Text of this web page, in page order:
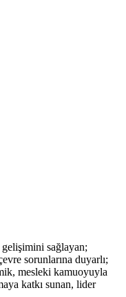
sağlayan;
sorunlarına duyarlı;
mesleki kamuoyuyla
katkı sunan, lider